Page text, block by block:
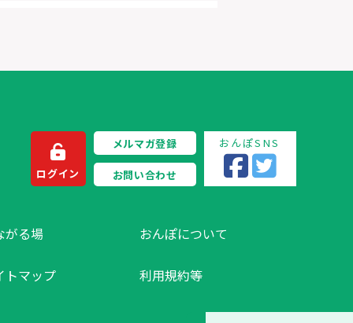
ログイン
メルマガ登録
お問い合わせ
おんぽSNS
がる場 おんぽについて
トマップ 利用規約等